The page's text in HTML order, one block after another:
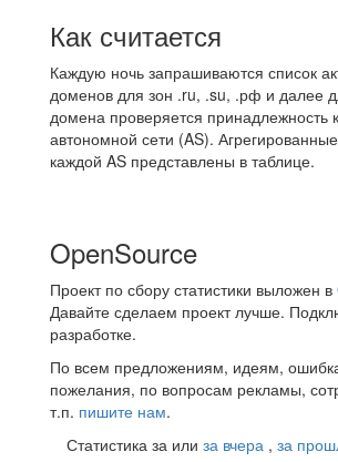
Как считается
Каждую ночь запрашиваются список
доменов для зон .ru, .su, .рф и далее
домена проверяется принадлежность
автономной сети (AS).
каждой AS представлены в таблице.
OpenSource
Проект по сбору статистики выложен в
Давайте сделаем проект лучше.
разработке.
По всем предложениям, идеям,
пожелания, по вопросам рекламы,
т.п. пишите нам.
Статистика за или за вчера , за